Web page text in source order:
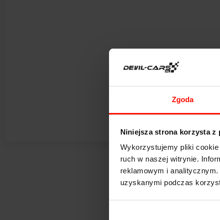
Zgoda
Niniejsza strona korzysta z
Wykorzystujemy pliki
ruch w naszej witrynie.
reklamowym i
uzyskanymi podczas